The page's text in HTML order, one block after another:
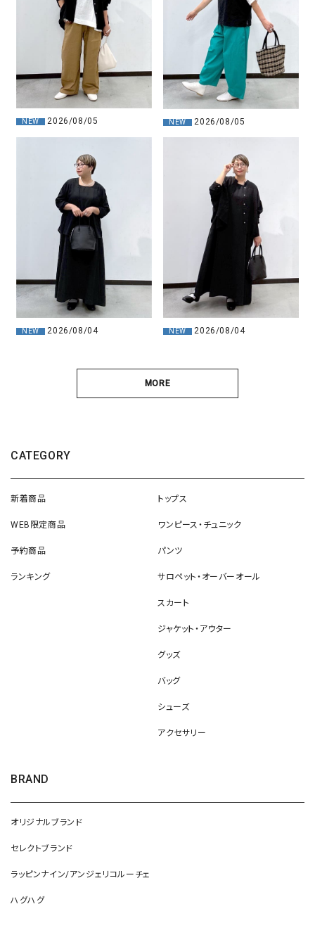
NEW 2026/08/05 NEW 2026/08/05
NEW 2026/08/04 NEW 2026/08/04
MORE
CATEGORY
新着商品
WEB限定商品
予約商品
ランキング
トップス
ワンピース・チュニック
パンツ
サロペット・オーバーオール
スカート
ジャケット・アウター
グッズ
バッグ
シューズ
アクセサリー
BRAND
オリジナルブランド
セレクトブランド
ラッピンナイン/アンジェリコルーチェ
ハグハグ